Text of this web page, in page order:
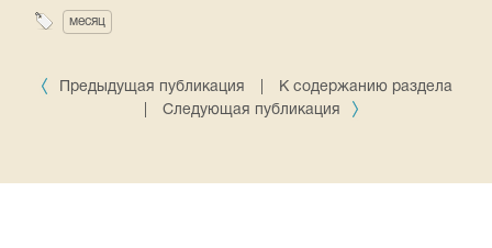
месяц
Предыдущая публикация
К содержанию раздела
Следующая публикация